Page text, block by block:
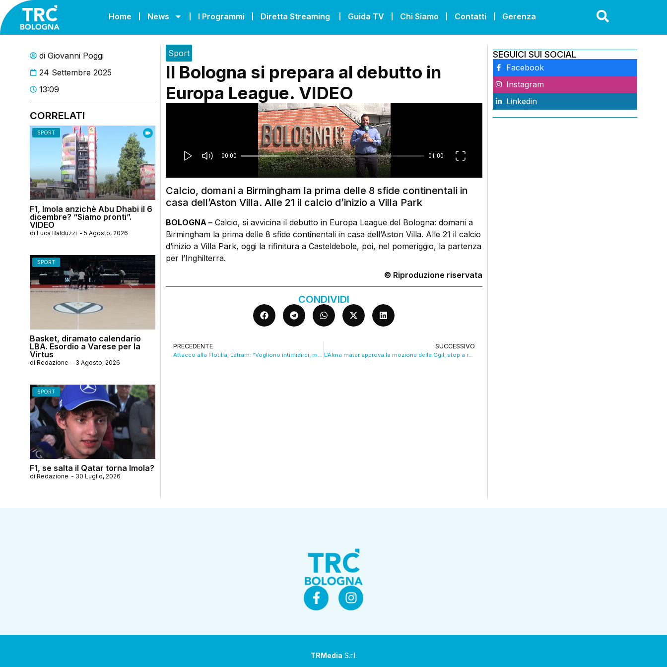
Home News I Programmi Diretta Streaming Guida TV Chi Siamo Contatti Gerenza
di Giovanni Poggi
24 Settembre 2025
13:09
CORRELATI
SPORT
F1, Imola anzichè Abu Dhabi il 6
dicembre? “Siamo pronti”.
VIDEO
di Luca Balduzzi - 5 Agosto, 2026
SPORT
Basket, diramato calendario
LBA. Esordio a Varese per la
Virtus
di Redazione - 3 Agosto, 2026
SPORT
F1, se salta il Qatar torna Imola?
di Redazione - 30 Luglio, 2026
Sport
Il Bologna si prepara al debutto in
Europa League. VIDEO
Calcio, domani a Birmingham la prima delle 8 sfide continentali in
casa dell’Aston Villa. Alle 21 il calcio d’inizio a Villa Park
BOLOGNA –Calcio, si avvicina il debutto in Europa League del Bologna: domani a
Birmingham la prima delle 8 sfide continentali in casa dell’Aston Villa. Alle 21 il calcio
d’inizio a Villa Park, oggi la rifinitura a Casteldebole, poi, nel pomeriggio, la partenza
per l’Inghilterra.
© Riproduzione riservata
CONDIVIDI
PRECEDENTE
Attacco alla Flotilla, Lafram: “Vogliono intimidirci, ma noi andiamo avanti”. VIDEO
SUCCESSIVO
L’Alma mater approva la mozione della Cgil, stop a relazioni con Israele. VIDEO
SEGUICI SUI SOCIAL
Facebook
Instagram
Linkedin
TRMedia S.r.l.